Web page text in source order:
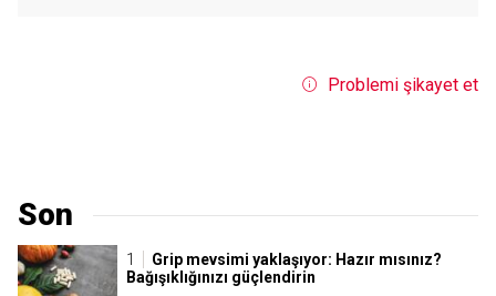
Problemi şikayet et
Son
Grip mevsimi yaklaşıyor: Hazır mısınız?
Bağışıklığınızı güçlendirin